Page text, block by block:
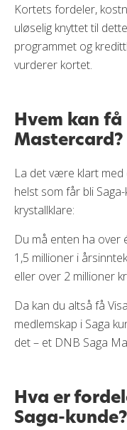
Kortets fordeler,
uløselig knyttet til
programmet og
vurderer kortet.
Hvem kan få
Mastercard?
La det være klart med
helst som får bli
krystallklare:
Du må enten ha over
1,5 millioner i
eller over 2 millioner
Da kan du altså få
medlemskap i Saga
det – et DNB Saga
Hva er
Saga-kunde?